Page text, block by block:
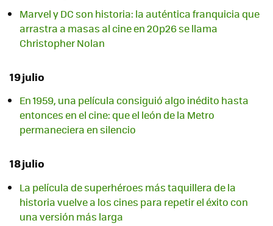
Marvel y DC son historia: la auténtica franquicia que
arrastra a masas al cine en 20p26 se llama
Christopher Nolan
19 julio
En 1959, una película consiguió algo inédito hasta
entonces en el cine: que el león de la Metro
permaneciera en silencio
18 julio
La película de superhéroes más taquillera de la
historia vuelve a los cines para repetir el éxito con
una versión más larga